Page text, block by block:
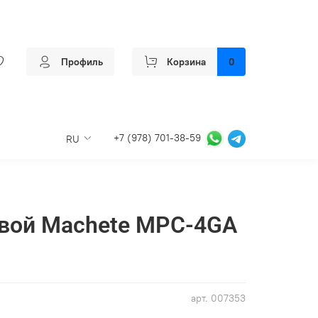
Профиль Корзина 0
RU +7 (978) 701-38-59
арт. 007353
Machete MPC-4GA